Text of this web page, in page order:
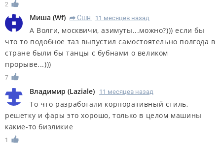
2
Миша (Wf) R Сшн 11 месяцев назад
А Волги, москвичи, азимуты...можно?))) если бы
что то подобное таз выпустил самостоятельно полгода в
стране были бы танцы с бубнами о великом
прорыве...)))
7
Владимир (Laziale) 11 месяцев назад
То что разработали корпоративный стиль,
решетку и фары это хорошо, только в целом машины
какие-то бизликие
1